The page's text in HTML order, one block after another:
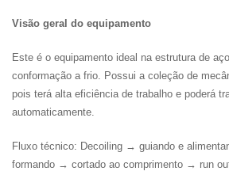
Visão geral do equipamento
Este é o equipamento ideal na estrutura de
conformação a frio. Possui a coleção de
pois terá alta eficiência de trabalho e poderá
automaticamente.
Fluxo técnico: Decoiling → guiando e
formando → cortado ao comprimento → run